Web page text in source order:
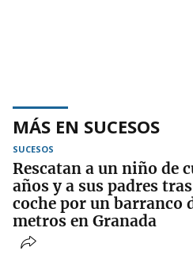
MÁS EN SUCESOS
SUCESOS
Rescatan a un niño de
años y a sus padres
coche por un barranco
metros en Granada